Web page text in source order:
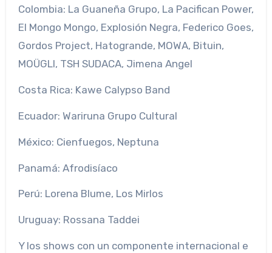
Colombia: La Guaneña Grupo, La Pacifican Power,
El Mongo Mongo, Explosión Negra, Federico Goes,
Gordos Project, Hatogrande, MOWA, Bituin,
MOÜGLI, TSH SUDACA, Jimena Angel
Costa Rica: Kawe Calypso Band
Ecuador: Wariruna Grupo Cultural
México: Cienfuegos, Neptuna
Panamá: Afrodisíaco
Perú: Lorena Blume, Los Mirlos
Uruguay: Rossana Taddei
Y los shows con un componente internacional e